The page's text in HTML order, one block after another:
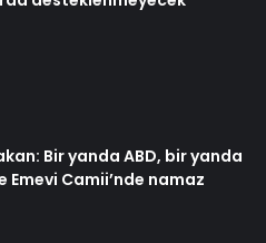
Bir yanda ABD, bir yanda
Emevi Camii’nde namaz